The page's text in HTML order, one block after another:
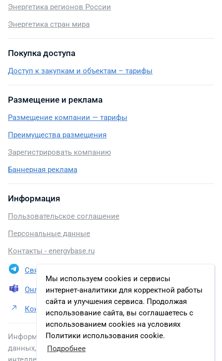
Мы используем cookies и сервисы
интернет-аналитики для корректной работы
сайта и улучшения сервиса. Продолжая
использование сайта, вы соглашаетесь с
использованием cookies на условиях
Политики использования cookie.
Подробнее
Энергетика регионов России
Энергетика стран мира
Покупка доступа
Доступ к закупкам и объектам – тарифы
Размещение и реклама
Размещение компании — тарифы
Преимущества размещения
Зарегистрировать компанию
Баннерная реклама
Информация
Пользовательское соглашение
Персональные данные
Контакты - energybase.ru
Связаться в Telegram
Онлайн презентация
Контакты ПАО «Форвард Энерго»
Информация, размещенная на сайте, включена в базу
данных, зарегистрированную в Федеральной службе по